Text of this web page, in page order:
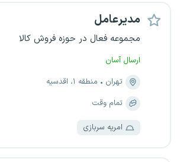
مدیرعامل
مجموعه فعال در حوزه فروش کالا
ارسال آسان
تهران
منطقه ۱، اقدسیه
تمام وقت
امریه سربازی